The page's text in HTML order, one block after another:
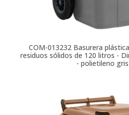
COM-013232 Basurera
residuos sólidos de 120 litros -
- polietileno